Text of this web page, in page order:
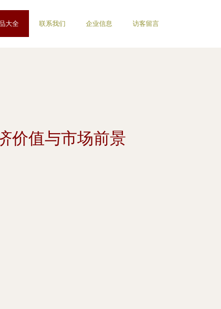
大全 联系我们 企业信息 访客留言
价值与市场前景